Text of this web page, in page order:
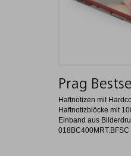
Prag
Haftnotizen mit
Haftnotizblöcke mit
Einband aus
018BC400MRT.BFSC